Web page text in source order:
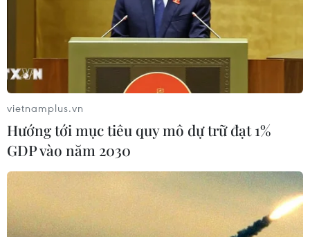
Trung Quốc phạt tập đoàn Evergrande 577 triệu
USD vì gian lận kinh doanh
Sự khởi đầu cho đà phục hồi của thị trường bất
động sản Trung Quốc
Evergrande đàm phán bán lại công ty con sản
xuất xe điện cho người ẩn danh
Đầu tư thua lỗ tại Trung Quốc, lợi nhuận quý
cuối năm 2023 của HSBC giảm 80%
vietnamplus.vn
Hướng tới mục tiêu quy mô dự trữ đạt 1%
GDP vào năm 2030